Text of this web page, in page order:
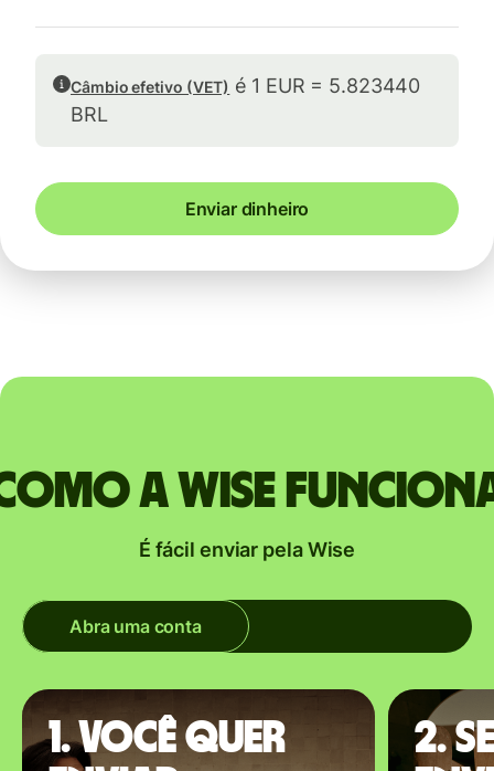
Câmbio efetivo (VET) é 1 EUR = 5.823440
BRL
Enviar dinheiro
a Wise
É fácil enviar pela Wise
Abra uma conta
1. Você quer
2.